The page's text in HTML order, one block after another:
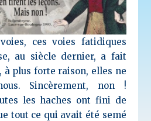
ces voies fatidiques
au siècle dernier, a fait
à plus forte raison, elles ne
Sincèrement, non !
les haches ont fini de
tout ce qui avait été semé